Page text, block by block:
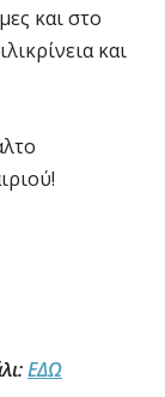
και στο
και
ΕΔΩ